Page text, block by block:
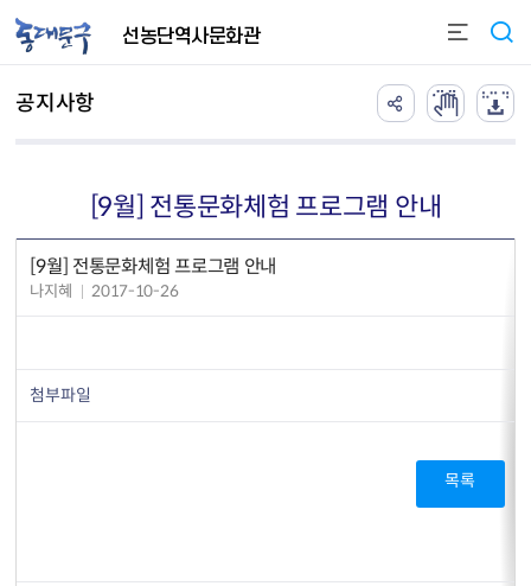
선농단역사문화관
공지사항
[9월] 전통문화체험 프로그램 안내
[9월] 전통문화체험 프로그램 안내
나지혜 2017-10-26
첨부파일
목록